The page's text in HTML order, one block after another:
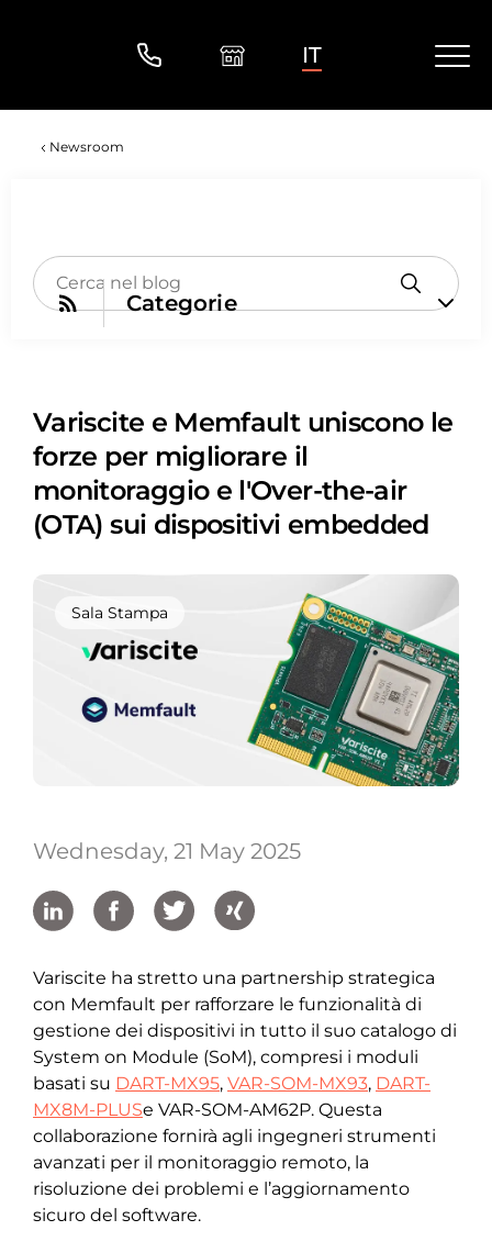
IT
Newsroom
Categorie
Variscite e Memfault uniscono le
forze per migliorare il
monitoraggio e l'Over-the-air
(OTA) sui dispositivi embedded
Sala Stampa
Wednesday, 21 May 2025
Variscite ha stretto una partnership strategica
con Memfault per rafforzare le funzionalità di
gestione dei dispositivi in tutto il suo catalogo di
System on Module (SoM), compresi i moduli
basati su DART-MX95, VAR-SOM-MX93, DART-
MX8M-PLUSe VAR-SOM-AM62P. Questa
collaborazione fornirà agli ingegneri strumenti
avanzati per il monitoraggio remoto, la
risoluzione dei problemi e l’aggiornamento
sicuro del software.